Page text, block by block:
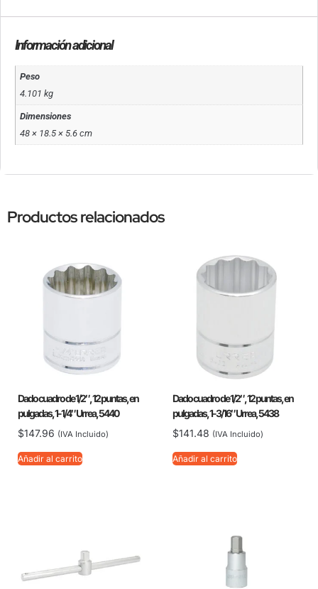
Información adicional
Peso
4.101 kg
Dimensiones
48 × 18.5 × 5.6 cm
Productos relacionados
Dado cuadro de 1/2″, 12 puntas, en
pulgadas, 1-1/4″ Urrea, 5440
$147.96 (IVA Incluido)
Añadir al carrito
Dado cuadro de 1/2″, 12 puntas, en
pulgadas, 1-3/16″ Urrea, 5438
$141.48 (IVA Incluido)
Añadir al carrito